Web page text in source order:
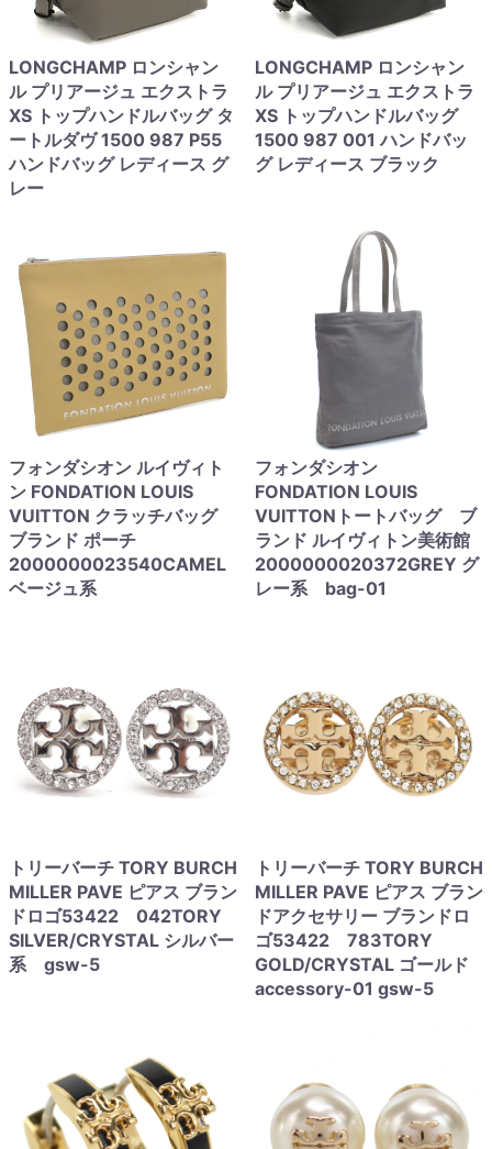
LONGCHAMP ロンシャン
ル プリアージュ エクストラ
XS トップハンドルバッグ タ
ートルダヴ 1500 987 P55
ハンドバッグ レディース グ
レー
LONGCHAMP ロンシャン
ル プリアージュ エクストラ
XS トップハンドルバッグ
1500 987 001 ハンドバッ
グ レディース ブラック
フォンダシオン ルイヴィト
ン FONDATION LOUIS
VUITTON クラッチバッグ
ブランド ポーチ
2000000023540CAMEL
ベージュ系
フォンダシオン
FONDATION LOUIS
VUITTONトートバッグ ブ
ランド ルイヴィトン美術館
2000000020372GREY グ
レー系 bag-01
トリーバーチ TORY BURCH
MILLER PAVE ピアス ブラン
ドロゴ53422 042TORY
SILVER/CRYSTAL シルバー
系 gsw-5
トリーバーチ TORY BURCH
MILLER PAVE ピアス ブラン
ドアクセサリー ブランドロ
ゴ53422 783TORY
GOLD/CRYSTAL ゴールド
accessory-01 gsw-5